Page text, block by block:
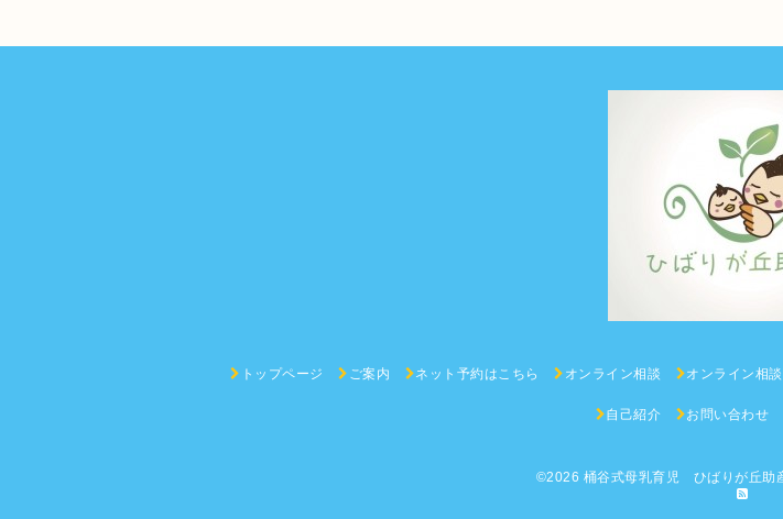
トップページ ご案内 ネット予約はこちら オンライン相談 オンライン相
自己紹介 お問い合わせ
©2026 桶谷式母乳育児 ひばりが丘助